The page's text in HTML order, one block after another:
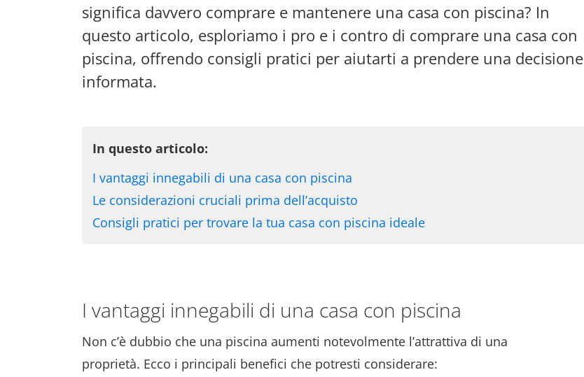
significa davvero comprare e mantenere una casa con piscina? In
questo articolo, esploriamo i pro e i contro di comprare una casa con
piscina, offrendo consigli pratici per aiutarti a prendere una decisione
informata.
In questo articolo:
I vantaggi innegabili di una casa con piscina
Le considerazioni cruciali prima dell’acquisto
Consigli pratici per trovare la tua casa con piscina ideale
I vantaggi innegabili di una casa con piscina
Non c’è dubbio che una piscina aumenti notevolmente l’attrattiva di una
proprietà. Ecco i principali benefici che potresti considerare: